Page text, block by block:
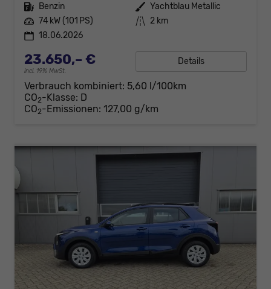
Kraftstoff Benzin Außenfarbe Yachtblau Metallic
Leistung 74 kW (101 PS) Kilometerstand 2 km
18.06.2026
23.650,– €
incl. 19% MwSt.
Details
Verbrauch kombiniert: 5,60 l/100km
CO2-Klasse: D
CO2-Emissionen: 127,00 g/km